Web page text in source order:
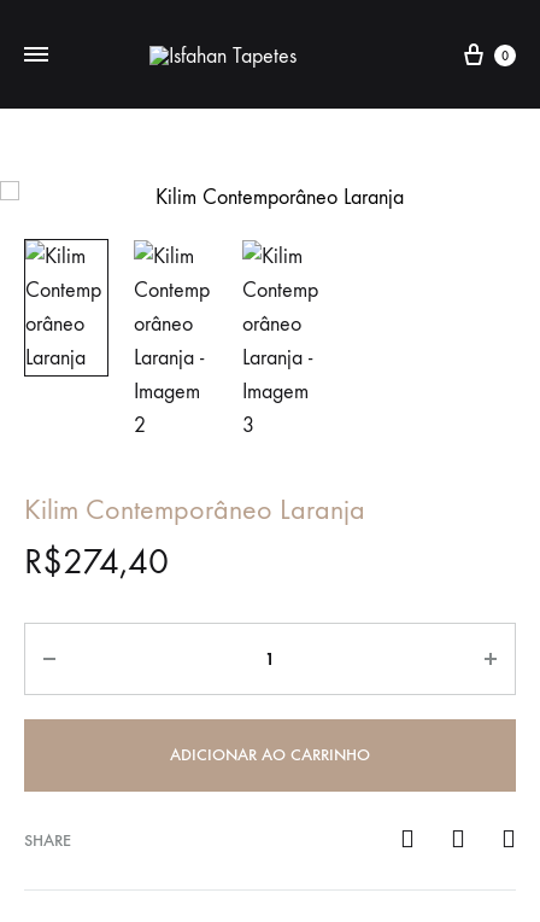
Cart
0
Kilim Contemporâneo Laranja
R$274,40
ADICIONAR AO CARRINHO
SHARE